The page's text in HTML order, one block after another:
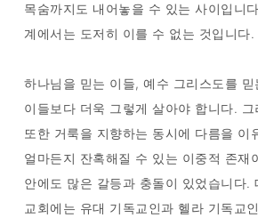
목숨까지도 내어놓을 수 있는 사이입니
계에서는 도저히 이를 수 없는 것입니다.
하나님을 믿는 이들, 예수 그리스도를 믿
이들보다 더욱 그렇게 살아야 합니다.
또한 거룩을 지향하는 동시에 다름을 이
얼마든지 잔혹해질 수 있는 이중적 존재
안에도 많은 갈등과 충돌이 있었습니다.
교회에는 유대 기독교인과 헬라 기독교